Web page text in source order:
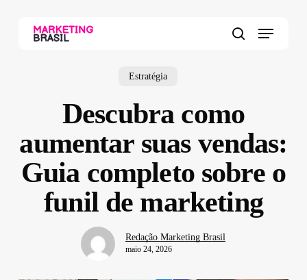
Menu
Estratégia
Descubra como
aumentar suas vendas:
Guia completo sobre o
funil de marketing
Redação Marketing Brasil
maio 24, 2026